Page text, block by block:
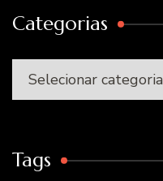
Categorias
Categorias
Tags